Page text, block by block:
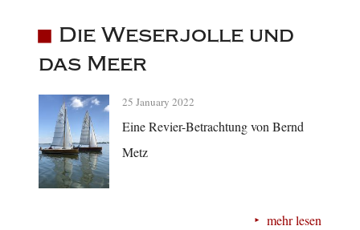
Die Weserjolle und
das Meer
25 January 2022
Eine Revier-Betrachtung von Bernd
Metz
mehr lesen